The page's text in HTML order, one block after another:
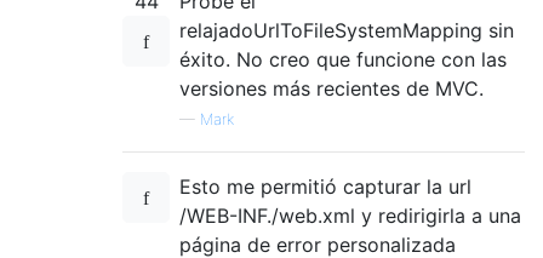
relajadoUrlToFileSystemMapping sin
éxito. No creo que funcione con las
versiones más recientes de MVC.
— Mark
Esto me permitió capturar la url
/WEB-INF./web.xml y redirigirla a una
página de error personalizada